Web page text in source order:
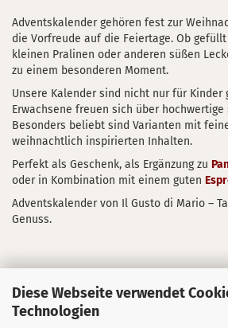
Diese Webseite verwendet
Technologien
Adventskalender gehören fest zur
die Vorfreude auf die Feiertage. Ob
kleinen Pralinen oder anderen süßen
zu einem besonderen Moment.
Unsere Kalender sind nicht nur für Kinder
Erwachsene freuen sich über hochwertige
Besonders beliebt sind Varianten mit
weihnachtlich inspirierten Inhalten.
Perfekt als Geschenk, als Ergänzung zu
oder in Kombination mit einem guten
Adventskalender von Il Gusto di Mario –
Genuss.